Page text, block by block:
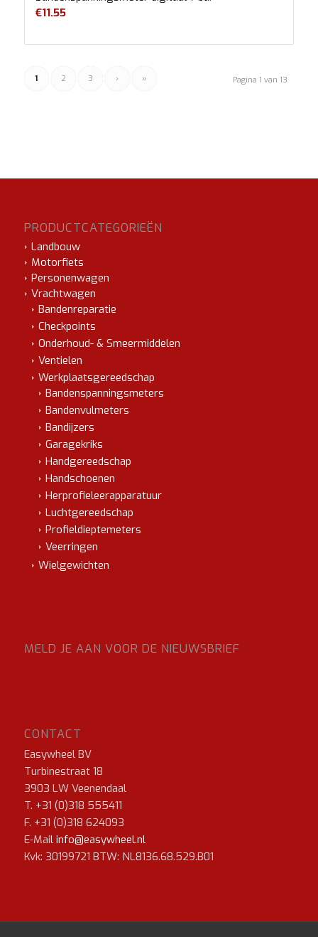
€11.55
Pagina 1 van 13
1 2 3 › »
PRODUCTCATEGORIEËN
Landbouw
Motorfiets
Personenwagen
Vrachtwagen
Bandenreparatie
Checkpoints
Onderhoud- & Smeermiddelen
Ventielen
Werkplaatsgereedschap
Bandenspanningsmeters
Bandenvulmeters
Bandijzers
Garagekriks
Handgereedschap
Handschoenen
Herprofieleerapparatuur
Luchtgereedschap
Profieldieptemeters
Veerringen
Wielgewichten
MELD JE AAN VOOR DE NIEUWSBRIEF
CONTACT
Easywheel BV
Turbinestraat 18
3903 LW Veenendaal
T. +31 (0)318 555411
F. +31 (0)318 624093
E-Mail info@easywheel.nl
Kvk: 30199721 BTW: NL8136.68.529.B01